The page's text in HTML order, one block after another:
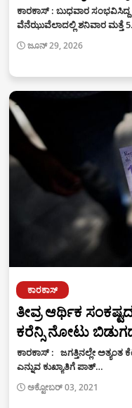
ಕಾರಕಾಸ್ : ಬುಧವಾರ
ವೆನೆಝುವೆಲಾದಲ್ಲಿ ಶನಿವಾರ ಮತ್ತೆ
ಜೂನ್ 29, 2026
ಕಾರಕಾಸ್
ತೀವ್ರ ಆರ್ಥಿಕ
ಕರೆನ್ಸಿ ನೋಟು
ಕಾರಕಾಸ್ : ಜಗತ್ತಿನಲ್ಲೇ ಅತ್ಯಂತ
ಎನ್ನುವ ಕುಖ್ಯಾತಿಗೆ ಪಾತ್…
ಅಕ್ಟೋಬರ್ 03, 2021